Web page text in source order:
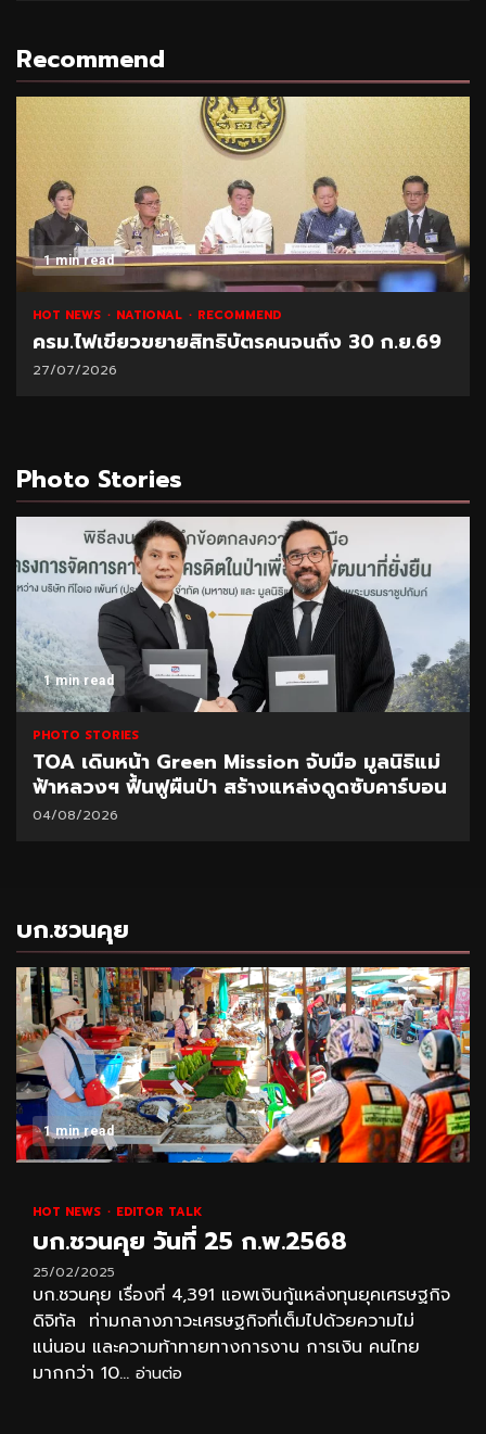
Recommend
1 min read
HOT NEWS NATIONAL RECOMMEND
ครม.ไฟเขียวขยายสิทธิบัตรคนจนถึง 30 ก.ย.69
27/07/2026
Photo Stories
1 min read
PHOTO STORIES
TOA เดินหน้า Green Mission จับมือ มูลนิธิแม่
ฟ้าหลวงฯ ฟื้นฟูผืนป่า สร้างแหล่งดูดซับคาร์บอน
04/08/2026
บก.ชวนคุย
1 min read
HOT NEWS EDITOR TALK
บก.ชวนคุย วันที่ 25 ก.พ.2568
25/02/2025
บก.ชวนคุย เรื่องที่ 4,391 แอพเงินกู้แหล่งทุนยุคเศรษฐกิจ
ดิจิทัล ท่ามกลางภาวะเศรษฐกิจที่เต็มไปด้วยความไม่
แน่นอน และความท้าทายทางการงาน การเงิน คนไทย
มากกว่า 10... อ่านต่อ